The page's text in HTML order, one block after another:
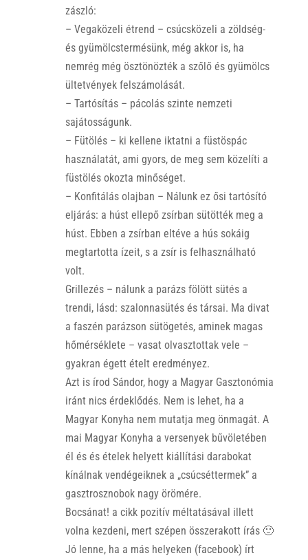
zászló:
– Vegaközeli étrend – csúcsközeli a zöldség-
és gyümölcstermésünk, még akkor is, ha
nemrég még ösztönözték a szőlő és gyümölcs
ültetvények felszámolását.
– Tartósítás – pácolás szinte nemzeti
sajátosságunk.
– Fütölés – ki kellene iktatni a füstöspác
használatát, ami gyors, de meg sem közelíti a
füstölés okozta minőséget.
– Konfitálás olajban – Nálunk ez ősi tartósító
eljárás: a húst ellepő zsírban sütötték meg a
húst. Ebben a zsírban eltéve a hús sokáig
megtartotta ízeit, s a zsír is felhasználható
volt.
Grillezés – nálunk a parázs fölött sütés a
trendi, lásd: szalonnasütés és társai. Ma divat
a faszén parázson sütögetés, aminek magas
hőmérséklete – vasat olvasztottak vele –
gyakran égett ételt eredményez.
Azt is írod Sándor, hogy a Magyar Gasztonómia
iránt nics érdeklődés. Nem is lehet, ha a
Magyar Konyha nem mutatja meg önmagát. A
mai Magyar Konyha a versenyek bűvöletében
él és és ételek helyett kiállítási darabokat
kínálnak vendégeiknek a „csúcséttermek” a
gasztrosznobok nagy örömére.
Bocsánat! a cikk pozitív méltatásával illett
volna kezdeni, mert szépen összerakott írás 🙂
Jó lenne, ha a más helyeken (facebook) írt